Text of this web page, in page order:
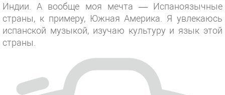
Индии. А вообще моя мечта — Испаноязычные
страны, к примеру, Южная Америка. Я увлекаюсь
испанской музыкой, изучаю культуру и язык этой
страны.